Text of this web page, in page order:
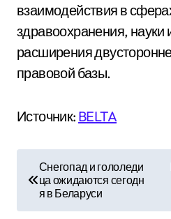
взаимодействия в
здравоохранения, науки
расширения
правовой базы.
Источник: BELTA
Снегопад и гололеди
ца ожидаются сегодн
я в Беларуси